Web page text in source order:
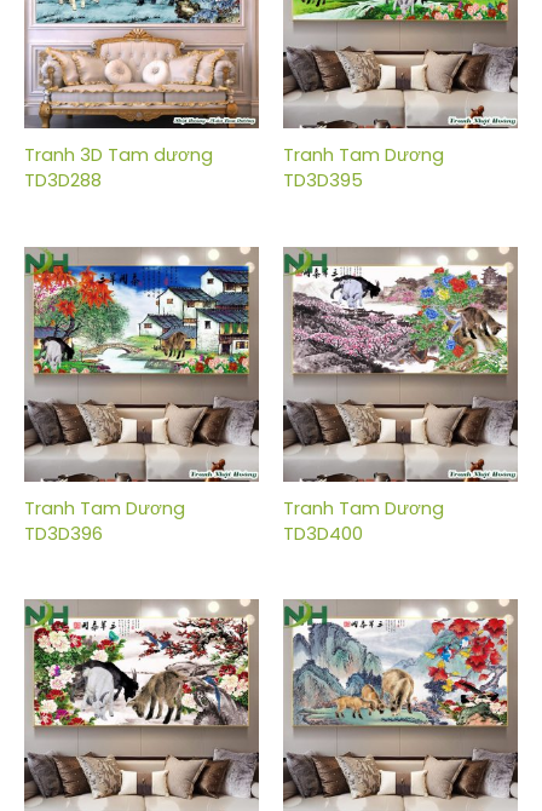
Tranh 3D Tam dương
TD3D288
Tranh Tam Dương
TD3D395
Tranh Tam Dương
TD3D396
Tranh Tam Dương
TD3D400